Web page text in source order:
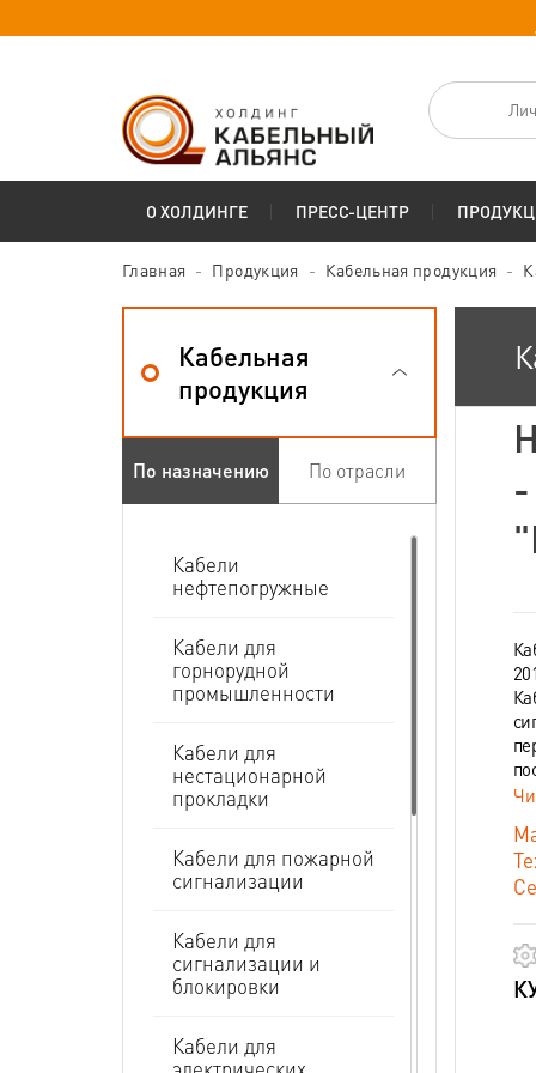
О ХОЛДИНГЕ ПРЕСС-ЦЕНТР
Главная Продукция Кабельная продукция
Кабельная
продукция
По назначению По отрасли
Кабели
нефтепогружные
Кабели для
горнорудной
промышленности
Кабели для
нестационарной
прокладки
Кабели для пожарной
сигнализации
Кабели для
сигнализации и
блокировки
Кабели для